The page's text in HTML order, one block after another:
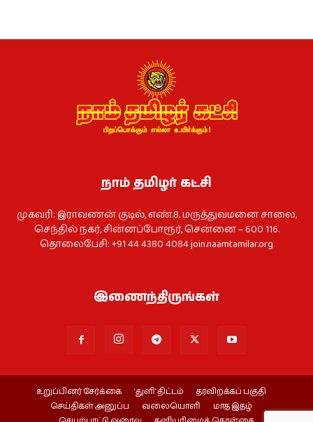
நாம் தமிழர் கட்சி
முகவரி: இராவணன் குடில், எண்.8. மருத்துவமனை சாலை,
செந்தில் நகர், சின்னப்போரூர், சென்னை – 600 116.
தொலைபேசி: +91 44 4380 4084join.naamtamilar.org
இணைந்திருங்கள்
உறுப்பினர் சேர்க்கை ‘துளி’ திட்டம்
தரவிறக்கப் பகுதி
செய்திகள் அனுப்ப
வலையொளி
மாத இதழ்